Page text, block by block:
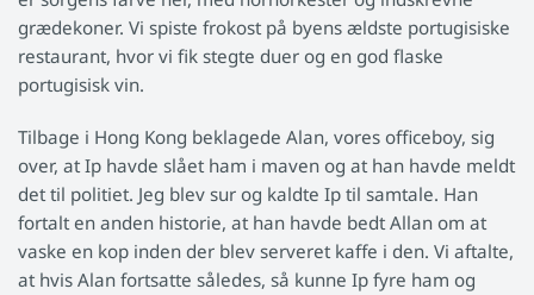
grædekoner. Vi spiste frokost på byens ældste portugisiske
restaurant, hvor vi fik stegte duer og en god flaske
portugisisk vin.
Tilbage i Hong Kong beklagede Alan, vores officeboy, sig
over, at Ip havde slået ham i maven og at han havde meldt
det til politiet. Jeg blev sur og kaldte Ip til samtale. Han
fortalt en anden historie, at han havde bedt Allan om at
vaske en kop inden der blev serveret kaffe i den. Vi aftalte,
at hvis Alan fortsatte således, så kunne Ip fyre ham og